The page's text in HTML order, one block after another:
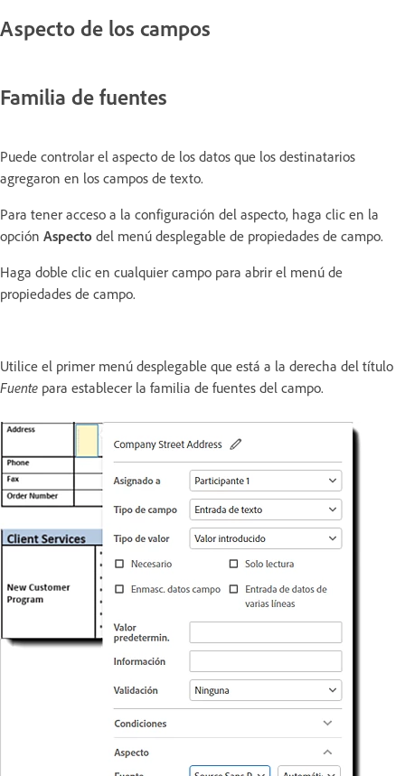
Aspecto de los campos
Familia de fuentes
Puede controlar el aspecto de los datos que los destinatarios
agregaron en los campos de texto.
Para tener acceso a la configuración del aspecto, haga clic en la
opción Aspecto del menú desplegable de propiedades de campo.
Haga doble clic en cualquier campo para abrir el menú de
propiedades de campo.
Utilice el primer menú desplegable que está a la derecha del título
Fuente para establecer la familia de fuentes del campo.